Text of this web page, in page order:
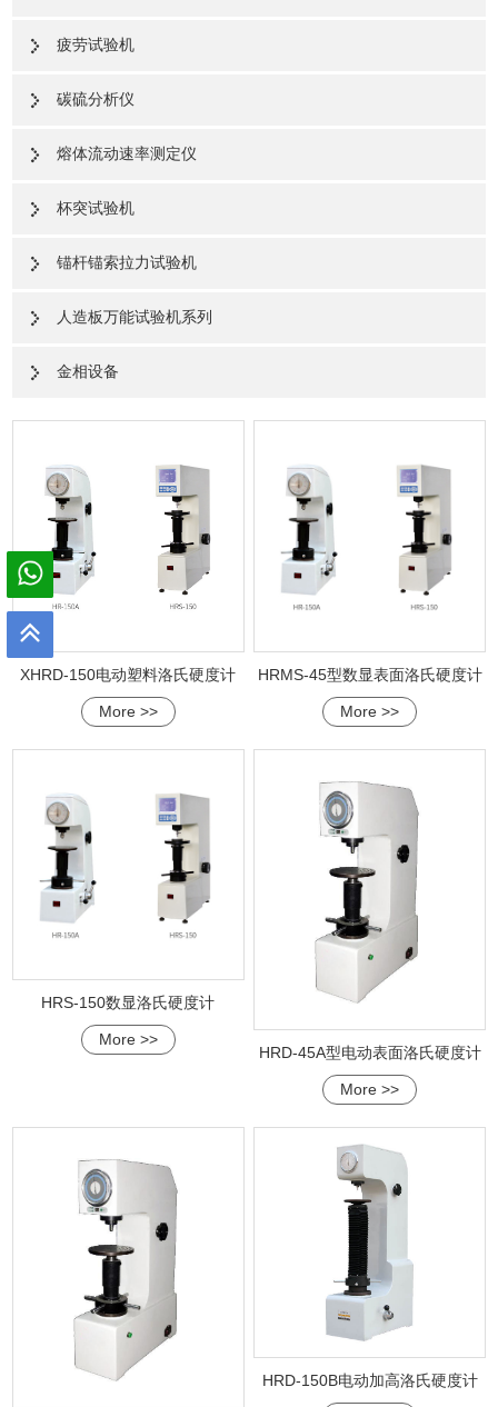
疲劳试验机
碳硫分析仪
熔体流动速率测定仪
杯突试验机
锚杆锚索拉力试验机
人造板万能试验机系列
金相设备
XHRD-150电动塑料洛氏硬度计
More >>
HRMS-45型数显表面洛氏硬度计
More >>
HRS-150数显洛氏硬度计
More >>
HRD-45A型电动表面洛氏硬度计
More >>
HRD-150B电动加高洛氏硬度计